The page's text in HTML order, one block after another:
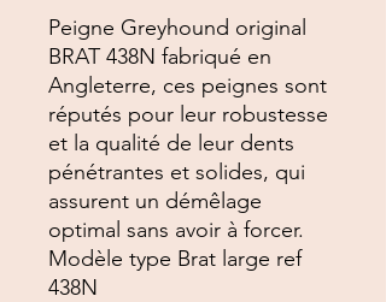
Peigne Greyhound original
BRAT 438N fabriqué en
Angleterre, ces peignes sont
réputés pour leur robustesse
et la qualité de leur dents
pénétrantes et solides, qui
assurent un démêlage
optimal sans avoir à forcer.
Modèle type Brat large ref
438N